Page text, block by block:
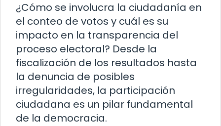
¿Cómo se involucra la ciudadanía en
el conteo de votos y cuál es su
impacto en la transparencia del
proceso electoral? Desde la
fiscalización de los resultados hasta
la denuncia de posibles
irregularidades, la participación
ciudadana es un pilar fundamental
de la democracia.